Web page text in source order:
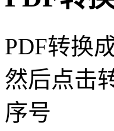
PDF转换
然后点击
序号